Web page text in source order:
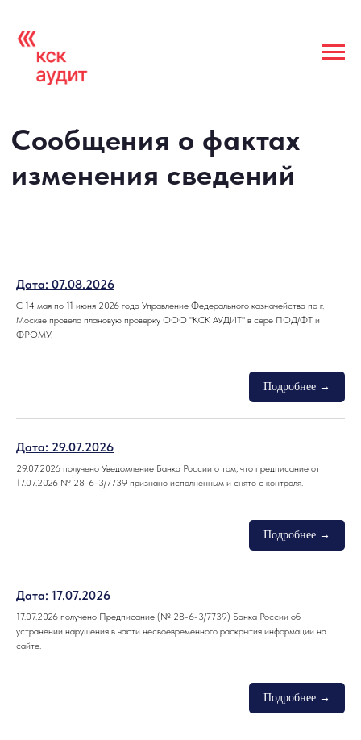
изменения сведений
Дата: 07.08.2026
С 14 мая по 11 июня 2026 года Управление Федерального казначейства по г.
Москве провело плановую проверку ООО "КСК АУДИТ" в сере ПОД/ФТ и
ФРОМУ.
Дата: 29.07.2026
29.07.2026 получено Уведомление Банка России о том, что предписание от
17.07.2026 № 28-6-3/7739 признано исполненным и снято с контроля.
Дата: 17.07.2026
17.07.2026 получено Предписание (№ 28-6-3/7739) Банка России об
устранении нарушения в части несвоевременного раскрытия информации на
сайте.